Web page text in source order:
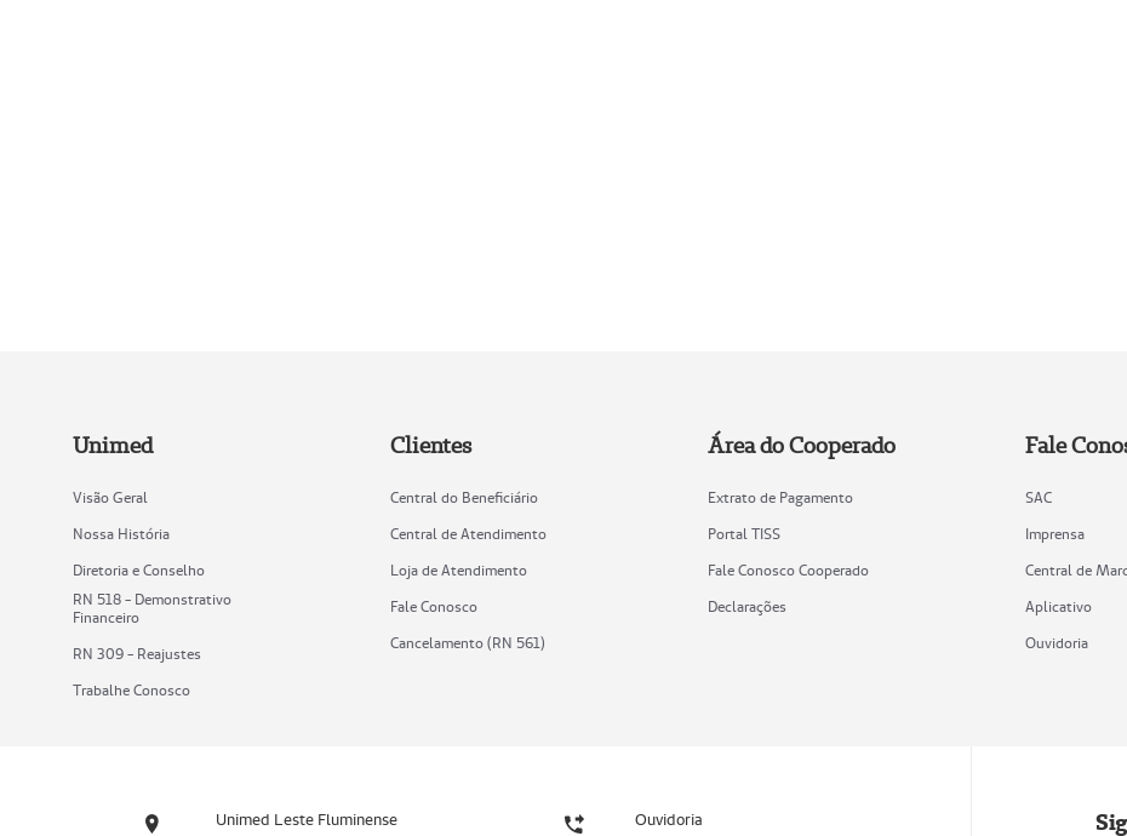
Unimed
Visão Geral
Nossa História
Diretoria e Conselho
RN 518 - Demonstrativo
Financeiro
RN 309 - Reajustes
Trabalhe Conosco
Clientes
Central do Beneficiário
Central de Atendimento
Loja de Atendimento
Fale Conosco
Cancelamento (RN 561)
Área do Cooperado
Extrato de Pagamento
Portal TISS
Fale Conosco Cooperado
Declarações
Fale
SAC
Imprensa
Central de
Aplicativo
Ouvidoria
Unimed Leste Fluminense Ouvidoria